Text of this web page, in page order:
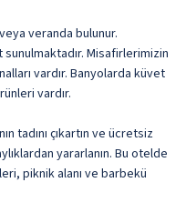
veranda bulunur.
Misafirlerimizin
vardır. Banyolarda küvet
vardır.
tadını çıkartın ve ücretsiz
yararlanın. Bu otelde
piknik alanı ve barbekü